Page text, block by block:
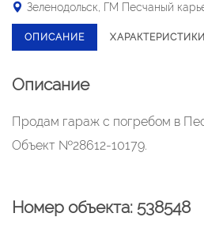
Зеленодольск, ГМ Песчаный
ОПИСАНИЕ ХАРАКТЕРИСТИКИ
Описание
Продам гараж с погребом в
Объект №28612-10179.
Номер объекта: 538548